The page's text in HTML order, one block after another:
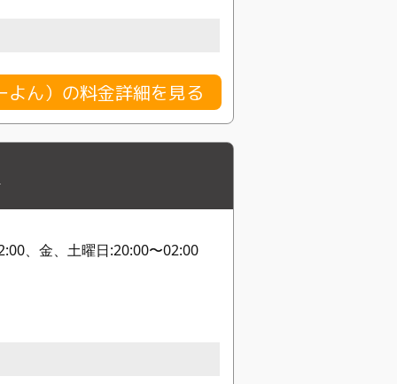
ん）の料金詳細を見る
、金、土曜日:20:00〜02:00